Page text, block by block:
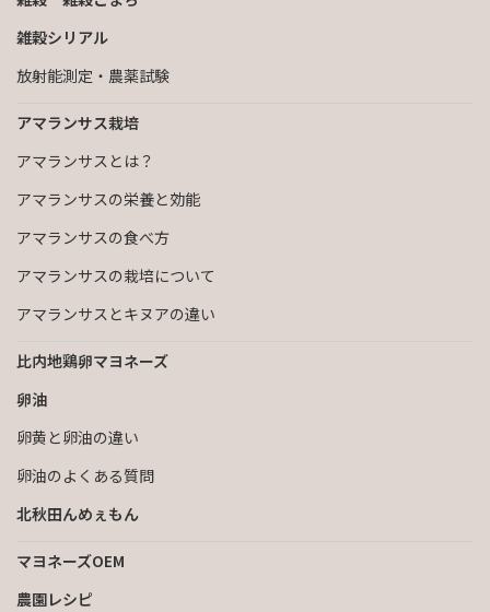
雑穀シリアル
放射能測定・農薬試験
アマランサス栽培
アマランサスとは？
アマランサスの栄養と効能
アマランサスの食べ方
アマランサスの栽培について
アマランサスとキヌアの違い
比内地鶏卵マヨネーズ
卵油
卵黄と卵油の違い
卵油のよくある質問
北秋田んめぇもん
マヨネーズOEM
農園レシピ